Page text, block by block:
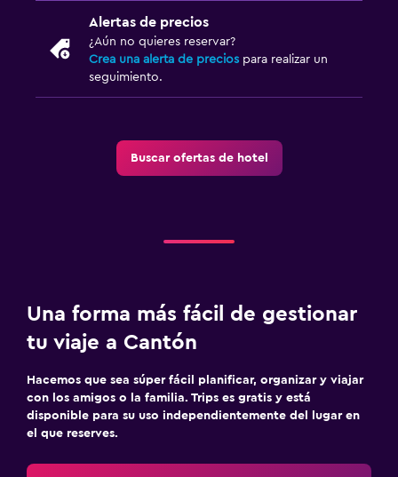
Alertas de precios
¿Aún no quieres reservar?
Crea una alerta de precios para realizar un
seguimiento.
Buscar ofertas de hotel
Una forma más fácil de gestionar
tu viaje a Cantón
Hacemos que sea súper fácil planificar, organizar y viajar
con los amigos o la familia. Trips es gratis y está
disponible para su uso independientemente del lugar en
el que reserves.